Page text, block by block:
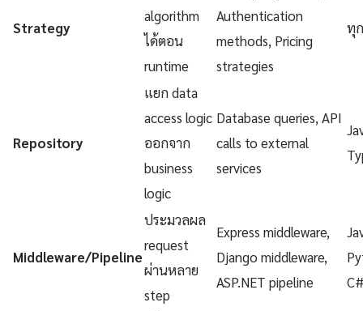
Strategy
algorithm
ได้ตอน
runtime
Authentication
methods, Pricing
strategies
ทุ
Repository
แยก data
access logic
ออกจาก
business
logic
Database queries, API
calls to external
services
Middleware/Pipeline
ประมวลผล
request
ผ่านหลาย
step
Express middleware,
Django middleware,
ASP.NET pipeline